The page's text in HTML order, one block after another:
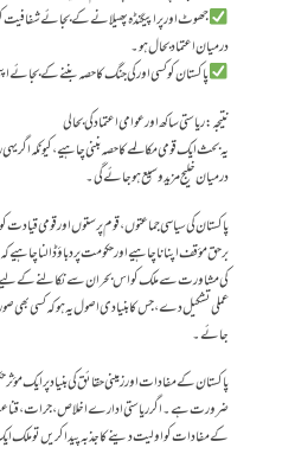
جھوٹ اور پراپیگنڈہ پھیلانے کے بجائے شفافیت
درمیان اعتماد بحال ہو۔
پاکستان کو کسی اور کی جنگ کا حصہ بننے کے بجائے
نتیجہ: ریاستی ساکھ اور عوامی اعتماد کی بحالی
یہ بحث ایک قومی مکالمے کا حصہ بننی چاہیے، کیونکہ
درمیان خلیج مزید وسیع ہو جائے گی۔
پاکستان کی سیاسی جماعتوں، قوم پرستوں اور قومی قیادت
برحق مؤقف اپنانا چاہیے اور حکومت پر دباؤ ڈالنا
کی مشاورت سے ملک کو اس بحران سے نکالنے کے لیے
عملی تشکیل دے، جس کا بنیادی اصول یہ ہو کہ کسی بھی
جائے۔
پاکستان کے مفادات اور زمینی حقائق کی بنیاد پر ایک
ضرورت ہے۔ اگر ریاستی ادارے اخلاص، جرات،
کے مفادات کو اولیت دینے کا جذبہ پیدا کریں تو